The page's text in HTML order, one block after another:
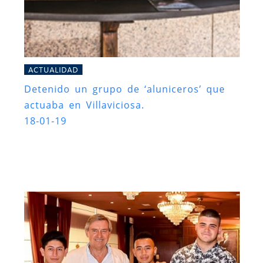
ACTUALIDAD
Detenido un grupo de ‘aluniceros’ que
actuaba en Villaviciosa.
18-01-19